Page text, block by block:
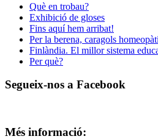
Què en trobau?
Exhibició de gloses
Fins aquí hem arribat!
Per la berena, caragols
Finlàndia. El millor sistema
Per què?
Segueix-nos a Facebook
Més informació: